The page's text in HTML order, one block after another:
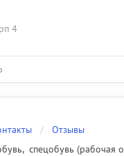
4
/
Отзывы
, спецобувь (рабочая